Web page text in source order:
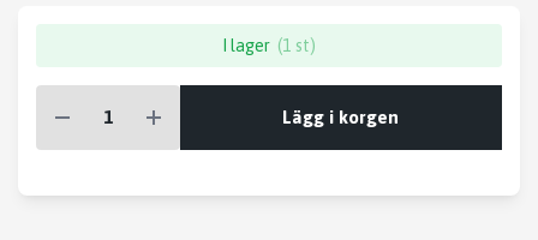
I lager (1 st)
Lägg i korgen